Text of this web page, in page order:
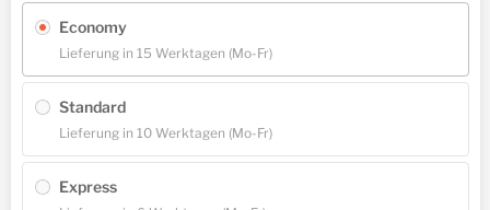
Economy
Lieferung in 15 Werktagen (Mo-Fr)
Standard
Lieferung in 10 Werktagen (Mo-Fr)
Express